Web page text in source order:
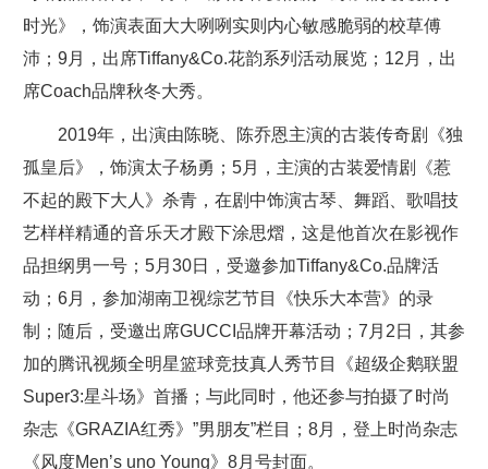
时光》，饰演表面大大咧咧实则内心敏感脆弱的校草傅
沛；9月，出席Tiffany&Co.花韵系列活动展览；12月，出
席Coach品牌秋冬大秀。
2019年，出演由陈晓、陈乔恩主演的古装传奇剧《独
孤皇后》，饰演太子杨勇；5月，主演的古装爱情剧《惹
不起的殿下大人》杀青，在剧中饰演古琴、舞蹈、歌唱技
艺样样精通的音乐天才殿下涂思熠，这是他首次在影视作
品担纲男一号；5月30日，受邀参加Tiffany&Co.品牌活
动；6月，参加湖南卫视综艺节目《快乐大本营》的录
制；随后，受邀出席GUCCI品牌开幕活动；7月2日，其参
加的腾讯视频全明星篮球竞技真人秀节目《超级企鹅联盟
Super3:星斗场》首播；与此同时，他还参与拍摄了时尚
杂志《GRAZIA红秀》”男朋友”栏目；8月，登上时尚杂志
《风度Men’s uno Young》8月号封面。